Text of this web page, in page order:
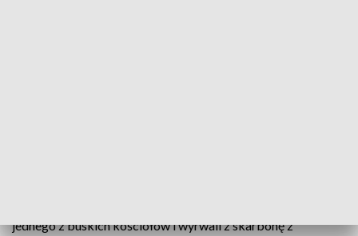
jednego z buskich kościołów i wyrwali z skarbonę z